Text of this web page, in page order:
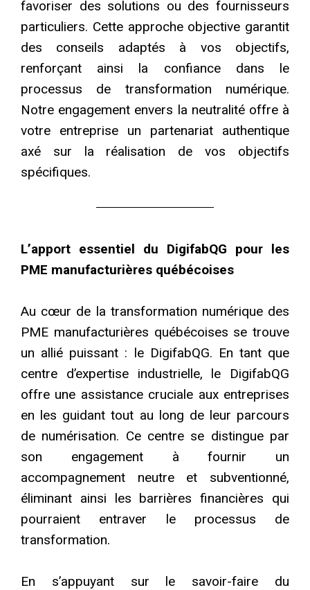
favoriser des solutions ou des fournisseurs
particuliers. Cette approche objective garantit
des conseils adaptés à vos objectifs,
renforçant ainsi la confiance dans le
processus de transformation numérique.
Notre engagement envers la neutralité offre à
votre entreprise un partenariat authentique
axé sur la réalisation de vos objectifs
spécifiques.
L’apport essentiel du DigifabQG pour les
PME manufacturières québécoises
Au cœur de la transformation numérique des
PME manufacturières québécoises se trouve
un allié puissant : le DigifabQG. En tant que
centre d’expertise industrielle, le DigifabQG
offre une assistance cruciale aux entreprises
en les guidant tout au long de leur parcours
de numérisation. Ce centre se distingue par
son engagement à fournir un
accompagnement neutre et subventionné,
éliminant ainsi les barrières financières qui
pourraient entraver le processus de
transformation.
En s’appuyant sur le savoir-faire du